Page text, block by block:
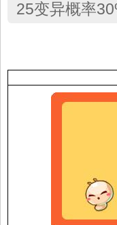
25变异概率